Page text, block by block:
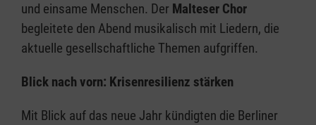
und einsame Menschen. Der Malteser Chor
begleitete den Abend musikalisch mit Liedern, die
aktuelle gesellschaftliche Themen aufgriffen.
Blick nach vorn: Krisenresilienz stärken
Mit Blick auf das neue Jahr kündigten die Berliner